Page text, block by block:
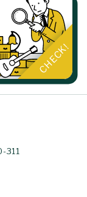
311